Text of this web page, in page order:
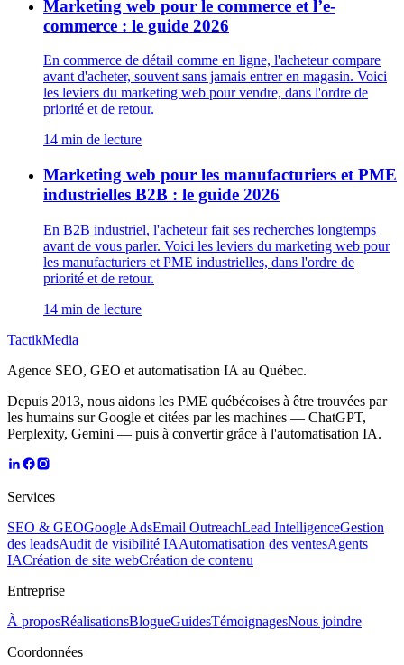
Marketing web pour le commerce et l’e-
commerce : le guide 2026
En commerce de détail comme en ligne, l'acheteur compare
avant d'acheter, souvent sans jamais entrer en magasin. Voici
les leviers du marketing web pour vendre, dans l'ordre de
priorité et de retour.
14 min de lecture
Marketing web pour les manufacturiers et PME
industrielles B2B : le guide 2026
En B2B industriel, l'acheteur fait ses recherches longtemps
avant de vous parler. Voici les leviers du marketing web pour
les manufacturiers et PME industrielles, dans l'ordre de
priorité et de retour.
14 min de lecture
TactikMedia
Agence SEO, GEO et automatisation IA au Québec.
Depuis 2013, nous aidons les PME québécoises à être trouvées par
les humains sur Google et citées par les machines — ChatGPT,
Perplexity, Gemini — puis à convertir grâce à l'automatisation IA.
Services
SEO & GEOGoogle AdsEmail OutreachLead IntelligenceGestion
des leadsAudit de visibilité IAAutomatisation des ventesAgents
IACréation de site webCréation de contenu
Entreprise
À proposRéalisationsBlogueGuidesTémoignagesNous joindre
Coordonnées